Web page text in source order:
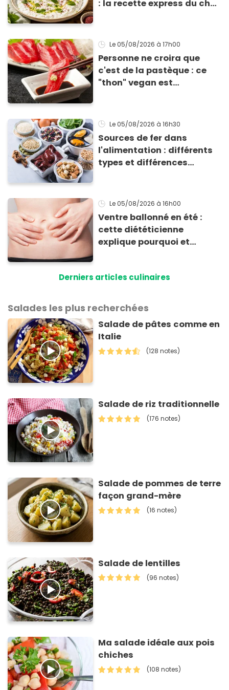
: la recette express du chef
grillades
Le 05/08/2026 à 17h00
Personne ne croira que
c'est de la pastèque : ce
"thon" vegan est
Le 05/08/2026 à 16h30
Sources de fer dans
l'alimentation : différents
types et différences
Le 05/08/2026 à 16h00
Ventre ballonné en été :
cette diététicienne
explique pourquoi et
Derniers articles culinaires
Salades les plus recherchées
Salade de pâtes comme en
Italie
(128 notes)
Salade de riz traditionnelle
(176 notes)
Salade de pommes de terre
façon grand-mère
(16 notes)
Salade de lentilles
(96 notes)
Ma salade idéale aux pois
chiches
(108 notes)